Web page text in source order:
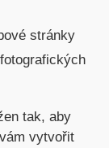
stránky
tak, aby
vytvořit